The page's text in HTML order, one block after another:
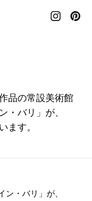
品の常設美術館
・バリ」が、
ます。
・バリ」が、